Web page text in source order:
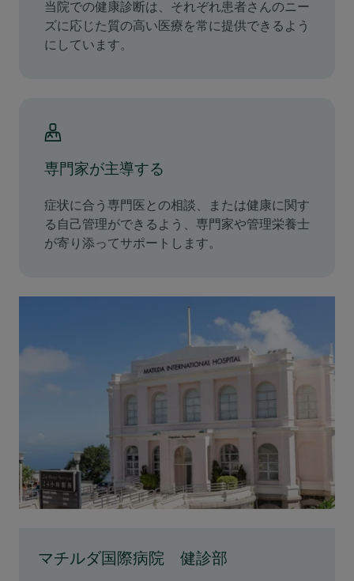
当院での健康診断は、それぞれ患者さんのニー
ズに応じた質の高い医療を常に提供できるよう
にしています。
専門家が主導する
症状に合う専門医との相談、または健康に関す
る自己管理ができるよう、専門家や管理栄養士
が寄り添ってサポートします。
マチルダ国際病院 健診部